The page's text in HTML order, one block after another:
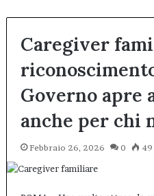
Caregiver
Governo apre
anche per chi
Febbraio 26, 2026 0 49